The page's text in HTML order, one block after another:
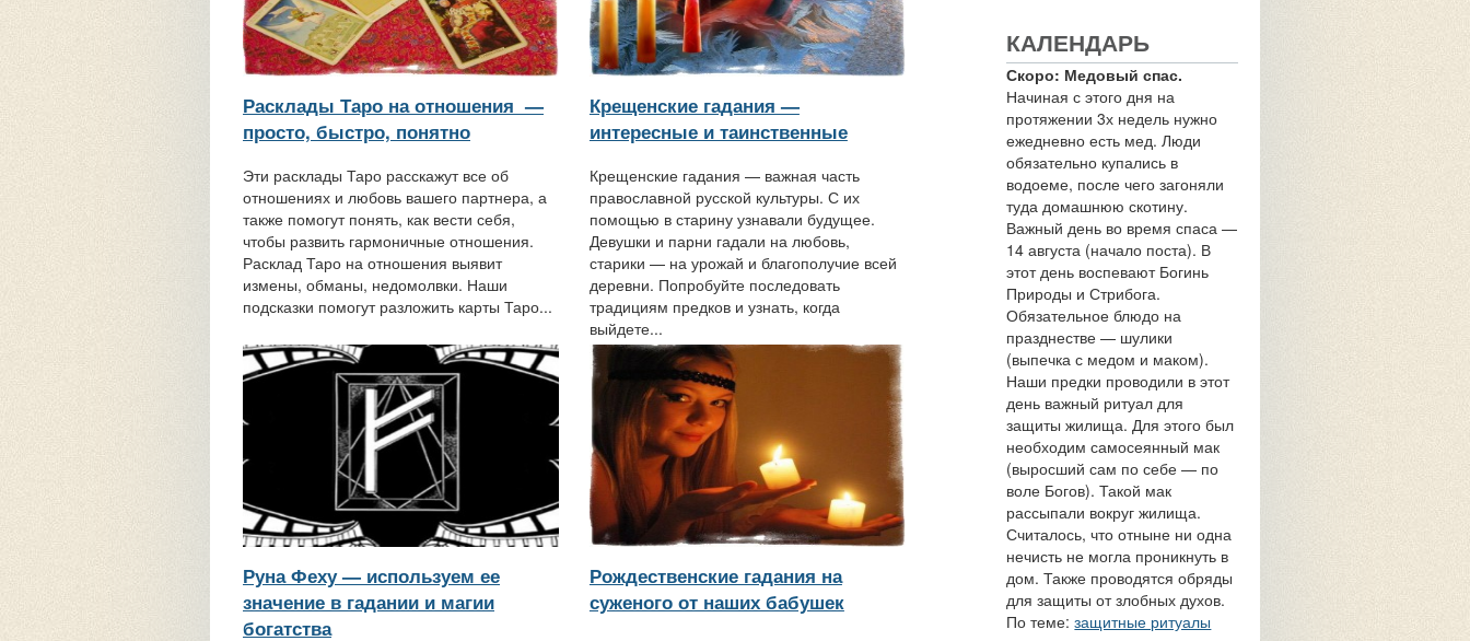
Расклады Таро на отношения —
просто, быстро, понятно
Эти расклады Таро расскажут все об
отношениях и любовь вашего партнера, а
также помогут понять, как вести себя,
чтобы развить гармоничные отношения.
Расклад Таро на отношения выявит
измены, обманы, недомолвки. Наши
подсказки помогут разложить карты Таро...
Крещенские гадания —
интересные и таинственные
Крещенские гадания — важная часть
православной русской культуры. С их
помощью в старину узнавали будущее.
Девушки и парни гадали на любовь,
старики — на урожай и благополучие всей
деревни. Попробуйте последовать
традициям предков и узнать, когда
выйдете...
Руна Феху — используем ее
значение в гадании и магии
богатства
Рождественские гадания на
суженого от наших бабушек
КАЛЕНДАРЬ
Скоро: Медовый спас.
Начиная с этого дня на
протяжении 3х недель нужно
ежедневно есть мед. Люди
обязательно купались в
водоеме, после чего загоняли
туда домашнюю скотину.
Важный день во время спаса —
14 августа (начало поста). В
этот день воспевают Богинь
Природы и Стрибога.
Обязательное блюдо на
празднестве — шулики
(выпечка с медом и маком).
Наши предки проводили в этот
день важный ритуал для
защиты жилища. Для этого был
необходим самосеянный мак
(выросший сам по себе — по
воле Богов). Такой мак
рассыпали вокруг жилища.
Считалось, что отныне ни одна
нечисть не могла проникнуть в
дом. Также проводятся обряды
для защиты от злобных духов.
По теме:защитные ритуалы